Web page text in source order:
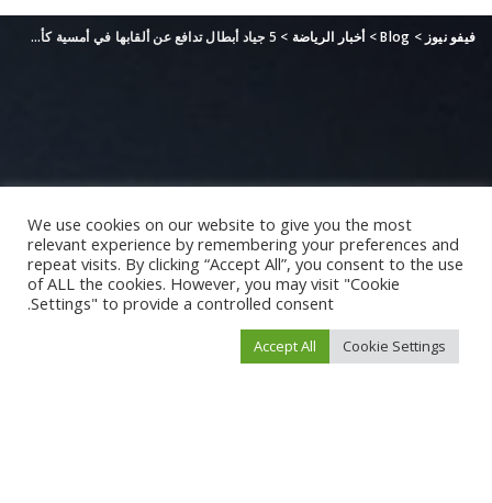
فيفو نيوز >
Blog
> أخبار الرياضة > 5 جياد أبطال تدافع عن ألقابها في أمسية كأس دبي العالمي
We use cookies on our website to give you the most
relevant experience by remembering your preferences and
repeat visits. By clicking “Accept All”, you consent to the use
of ALL the cookies. However, you may visit "Cookie
Settings" to provide a controlled consent.
Cookie Settings
Accept All